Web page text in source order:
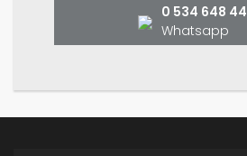
0 534 648
Whatsapp